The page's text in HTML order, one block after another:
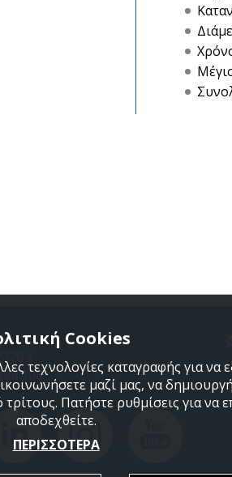
108
Cookies
τεχνολογίες καταγραφής για να
μαζί μας, να
Πατήστε ρυθμίσεις για να
αποδεχθείτε.
ΠΕΡΙΣΣΟΤΕΡΑ